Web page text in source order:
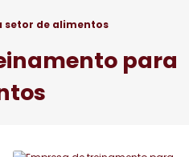
setor de alimentos
para